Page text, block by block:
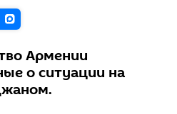
Армении
о ситуации на